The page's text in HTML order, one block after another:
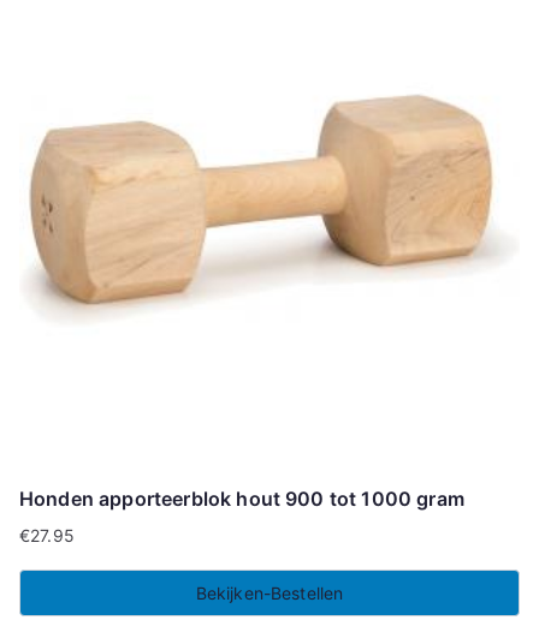
Honden apporteerblok hout 900 tot 1000 gram
€27.95
Bekijken-Bestellen